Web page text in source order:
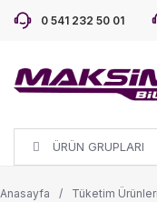
0 541 232 50 01
ÜRÜN GRUPLARI
Anasayfa Tüketim Ürünleri